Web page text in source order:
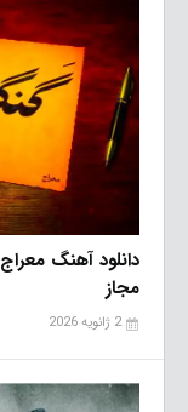
دانلود آهنگ
مجاز
2 ژانویه 2026